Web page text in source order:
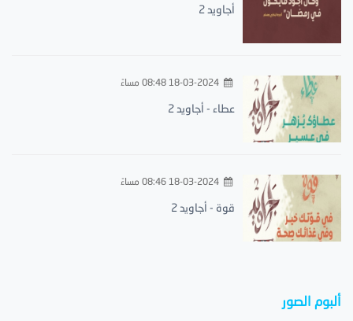
أجاويد 2
18-03-2024 08:48 مساءً
عطاء - أجاويد 2
18-03-2024 08:46 مساءً
قوة - أجاويد 2
ألبوم الصور